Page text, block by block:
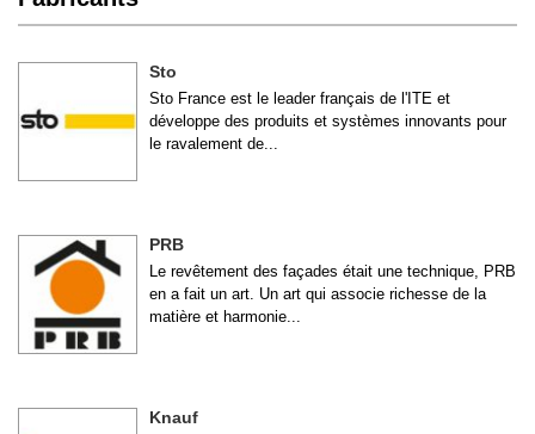
Sto
Sto France est le leader français de l'ITE et
développe des produits et systèmes innovants pour
le ravalement de...
PRB
Le revêtement des façades était une technique, PRB
en a fait un art. Un art qui associe richesse de la
matière et harmonie...
Knauf